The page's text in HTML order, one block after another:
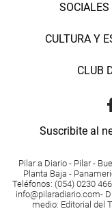
SOCIALES
CULTURA Y
CLUB
Suscribite al
Pilar a Diario - Pilar -
Planta Baja -
Teléfonos: (054) 0230
info@pilaradiario.com-
medio: Editorial del